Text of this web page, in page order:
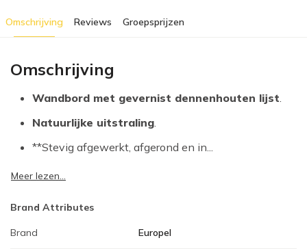
Omschrijving Reviews Groepsprijzen
Omschrijving
Wandbord met gevernist dennenhouten lijst.
Natuurlijke uitstraling.
**Stevig afgewerkt, afgerond en in...
Meer lezen...
Brand Attributes
Brand Europel